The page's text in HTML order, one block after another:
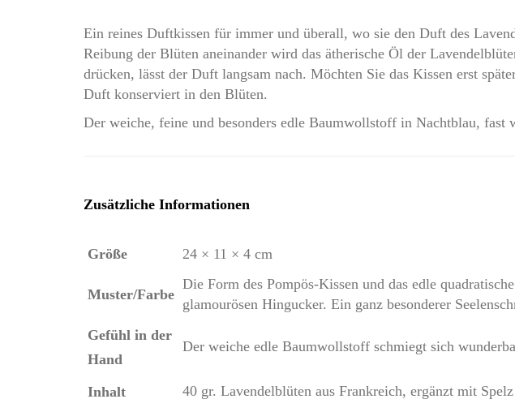
Ein reines Duftkissen für immer und überall, wo sie den Duft des
Reibung der Blüten aneinander wird das ätherische Öl der
drücken, lässt der Duft langsam nach. Möchten Sie das Kissen erst
Duft konserviert in den Blüten.
Der weiche, feine und besonders edle Baumwollstoff in Nachtblau, fast
Zusätzliche Informationen
Größe 24 × 11 × 4 cm
Muster/Farbe
Die Form des Pompös-Kissen und das edle
glamourösen Hingucker. Ein ganz besonderer
Gefühl in der
Hand
Der weiche edle Baumwollstoff schmiegt sich
Inhalt 40 gr. Lavendelblüten aus Frankreich, ergänzt mit